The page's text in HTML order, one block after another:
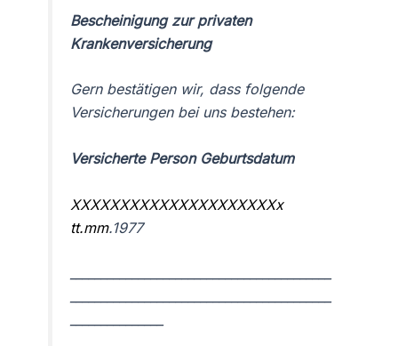
Bescheinigung zur privaten
Krankenversicherung
Gern bestätigen wir, dass folgende
Versicherungen bei uns bestehen:
Versicherte Person Geburtsdatum
XXXXXXXXXXXXXXXXXXXXXx
tt.mm.1977